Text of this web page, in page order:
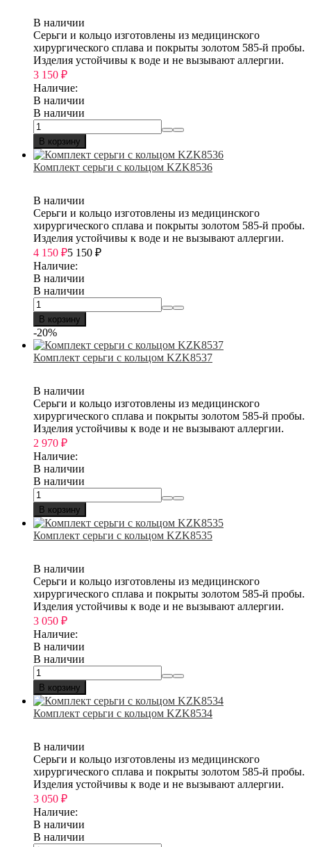
В наличии
Серьги и кольцо изготовлены из медицинского
хирургического сплава и покрыты золотом 585-й пробы.
Изделия устойчивы к воде и не вызывают аллергии.
3 150 ₽
Наличие:
В наличии
В наличии
В корзину
Комплект серьги с кольцом KZK8536
В наличии
Серьги и кольцо изготовлены из медицинского
хирургического сплава и покрыты золотом 585-й пробы.
Изделия устойчивы к воде и не вызывают аллергии.
4 150 ₽5 150 ₽
Наличие:
В наличии
В наличии
В корзину
-20%
Комплект серьги с кольцом KZK8537
В наличии
Серьги и кольцо изготовлены из медицинского
хирургического сплава и покрыты золотом 585-й пробы.
Изделия устойчивы к воде и не вызывают аллергии.
2 970 ₽
Наличие:
В наличии
В наличии
В корзину
Комплект серьги с кольцом KZK8535
В наличии
Серьги и кольцо изготовлены из медицинского
хирургического сплава и покрыты золотом 585-й пробы.
Изделия устойчивы к воде и не вызывают аллергии.
3 050 ₽
Наличие:
В наличии
В наличии
В корзину
Комплект серьги с кольцом KZK8534
В наличии
Серьги и кольцо изготовлены из медицинского
хирургического сплава и покрыты золотом 585-й пробы.
Изделия устойчивы к воде и не вызывают аллергии.
3 050 ₽
Наличие:
В наличии
В наличии